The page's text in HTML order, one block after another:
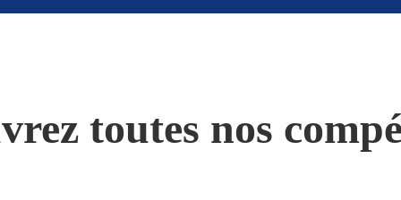
toutes nos